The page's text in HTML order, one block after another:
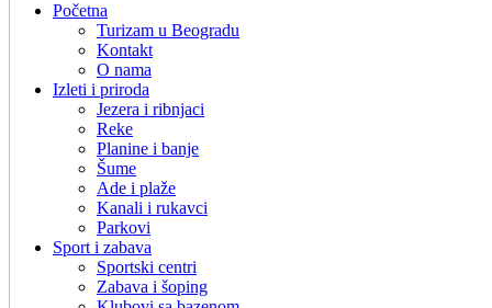
Početna
Turizam u Beogradu
Kontakt
O nama
Izleti i priroda
Jezera i ribnjaci
Reke
Planine i banje
Šume
Ade i plaže
Kanali i rukavci
Parkovi
Sport i zabava
Sportski centri
Zabava i šoping